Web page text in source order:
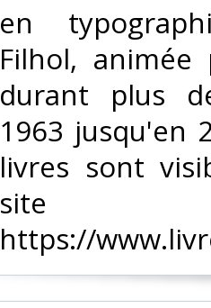
en
Filhol, animée
durant plus
1963 jusqu'en
livres sont
https://